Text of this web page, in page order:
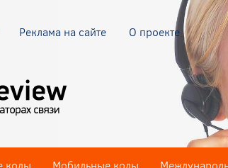
Реклама на сайте О проекте